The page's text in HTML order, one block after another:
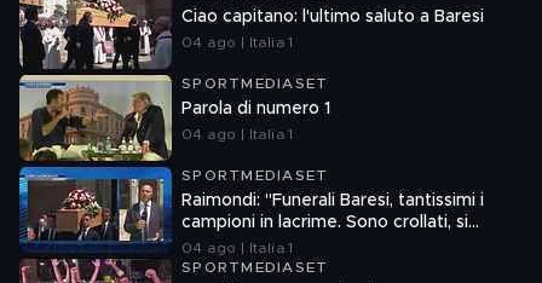
Ciao capitano: l'ultimo saluto a Baresi
04 ago | Italia 1
SPORTMEDIASET
Parola di numero 1
04 ago | Italia 1
SPORTMEDIASET
Raimondi: "Funerali Baresi, tantissimi i
campioni in lacrime. Sono crollati, si
sostenevano a vicenda"
04 ago | Italia 1
SPORTMEDIASET